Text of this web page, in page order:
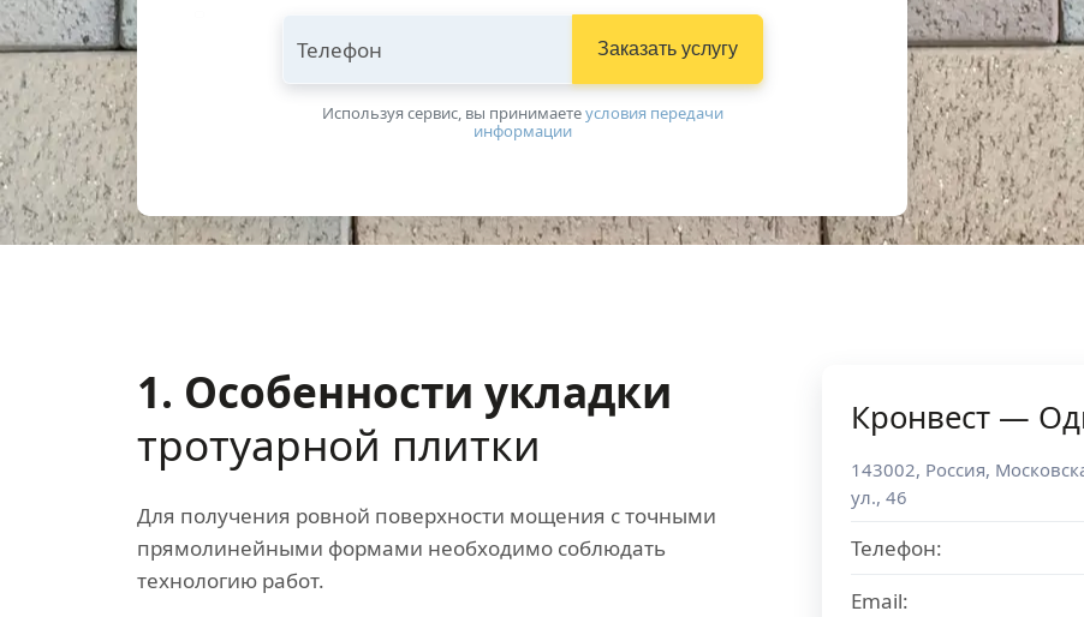
Телефон Заказать услугу
Используя сервис, вы принимаетeусловия передачи
информации
1. Особенности укладки
тротуарной плитки
Для получения ровной поверхности мощения с точными
прямолинейными формами необходимо соблюдать
технологию работ.
Кронвест —
143002, Россия,
ул., 46
Телефон:
Email: